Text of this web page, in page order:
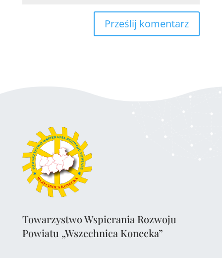
Towarzystwo Wspierania Rozwoju
Powiatu „Wszechnica Konecka”